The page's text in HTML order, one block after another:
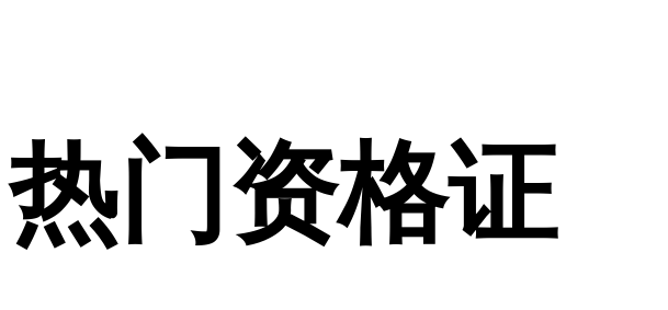
热门资格证